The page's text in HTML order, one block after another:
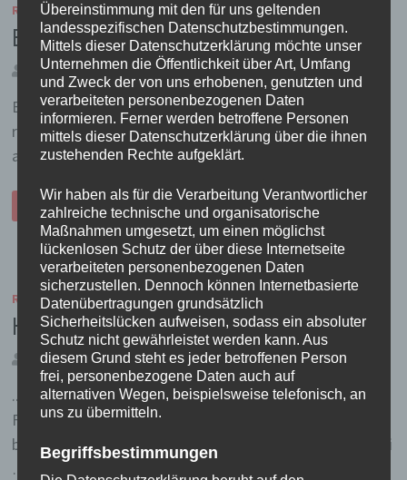
REISELUST/VIETNAM 2005/2006
Boooooorn toooo beee wiiiiiild!
vonTanteRock 9. Januar 2006 4
Boah, nee, watt war datt schoen heute. Mir tut es
richtig leid, dass ich morgen frueh schon wieder
aufbreche – die Gegend hier hat auf …
BOOOOOORN
TOOOO
BEEE
WIIIIIILD!
WEITERLESEN
REISELUST/VIETNAM 2005/2006
Hummer…
vonTanteRock 8. Januar 2006 5
..rot steht mir echt nicht! Da habe ich als
Flachlandtiroler doch wieder die Bergsonne (immerhin
bin ich hier auf 1500 Metern) unterschaetzt und mich bei
…
Übereinstimmung mit den für uns geltenden
landesspezifischen Datenschutzbestimmungen.
Mittels dieser Datenschutzerklärung möchte unser
Unternehmen die Öffentlichkeit über Art, Umfang
und Zweck der von uns erhobenen, genutzten und
verarbeiteten personenbezogenen Daten
informieren. Ferner werden betroffene Personen
mittels dieser Datenschutzerklärung über die ihnen
zustehenden Rechte aufgeklärt.
Wir haben als für die Verarbeitung Verantwortlicher
zahlreiche technische und organisatorische
Maßnahmen umgesetzt, um einen möglichst
lückenlosen Schutz der über diese Internetseite
verarbeiteten personenbezogenen Daten
sicherzustellen. Dennoch können Internetbasierte
Datenübertragungen grundsätzlich
Sicherheitslücken aufweisen, sodass ein absoluter
Schutz nicht gewährleistet werden kann. Aus
diesem Grund steht es jeder betroffenen Person
frei, personenbezogene Daten auch auf
alternativen Wegen, beispielsweise telefonisch, an
uns zu übermitteln.
Begriffsbestimmungen